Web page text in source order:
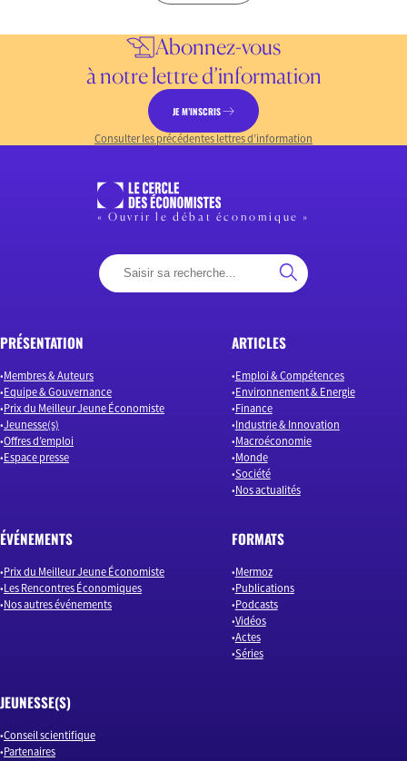
Abonnez-vous
à notre lettre d’information
JE M’INSCRIS
Consulter les précédentes lettres d’information
« Ouvrir le débat économique »
PRÉSENTATION
Membres & Auteurs
Equipe & Gouvernance
Prix du Meilleur Jeune Économiste
Jeunesse(s)
Offres d’emploi
Espace presse
ARTICLES
Emploi & Compétences
Environnement & Energie
Finance
Industrie & Innovation
Macroéconomie
Monde
Société
Nos actualités
ÉVÉNEMENTS
Prix du Meilleur Jeune Économiste
Les Rencontres Économiques
Nos autres événements
FORMATS
Mermoz
Publications
Podcasts
Vidéos
Actes
Séries
JEUNESSE(S)
Conseil scientifique
Partenaires